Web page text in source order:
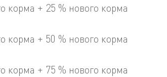
+ 25 % нового корма
+ 50 % нового корма
+ 75 % нового корма